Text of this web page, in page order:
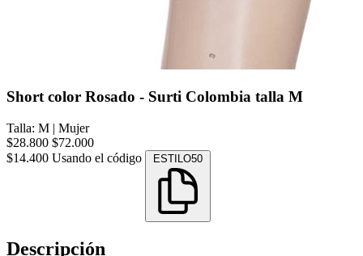
Short color Rosado - Surti Colombia talla M
Talla: M | Mujer
$28.800 $72.000
$14.400 Usando el código ESTILO50
Descripción